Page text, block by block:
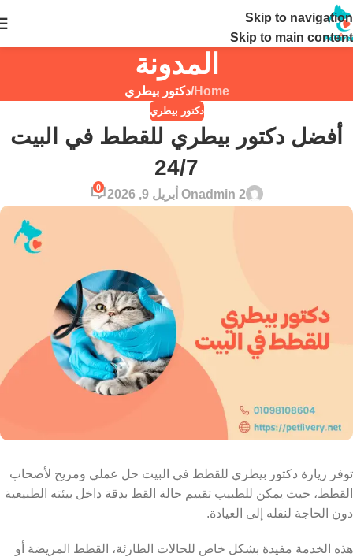
Skip to navigation
Skip to main content
المدونة
Home
/دكتور بيطري
دكتور بيطري
أفضل دكتور بيطري للقطط في البيت
24/7
admin 2On أبريل 9, 2026
0
توفر زيارة دكتور بيطري للقطط في البيت حل عملي ومريح لأصحاب
القطط، حيث يمكن للطبيب تقييم حالة القط بدقة داخل بيئته الطبيعية
دون الحاجة لنقله إلى العيادة.
هذه الخدمة مفيدة بشكل خاص للحالات الطارئة، القطط المريضة أو